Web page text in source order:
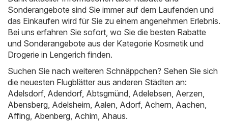
Sonderangebote sind Sie immer auf dem Laufenden und
das Einkaufen wird für Sie zu einem angenehmen Erlebnis.
Bei uns erfahren Sie sofort, wo Sie die besten Rabatte
und Sonderangebote aus der Kategorie Kosmetik und
Drogerie in Lengerich finden.
Suchen Sie nach weiteren Schnäppchen? Sehen Sie sich
die neuesten Flugblätter aus anderen Städten an:
Adelsdorf, Adendorf, Abtsgmünd, Adelebsen, Aerzen,
Abensberg, Adelsheim, Aalen, Adorf, Achern, Aachen,
Affing, Abenberg, Achim, Ahaus.